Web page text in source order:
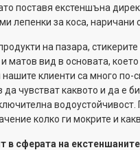
поставя екстеншъна
лепенки за коса, наричани
на пазара,
матов вид в основата,
клиенти са много по-
да чувстват каквото и да е
колко ги мокрите и
в сферата на